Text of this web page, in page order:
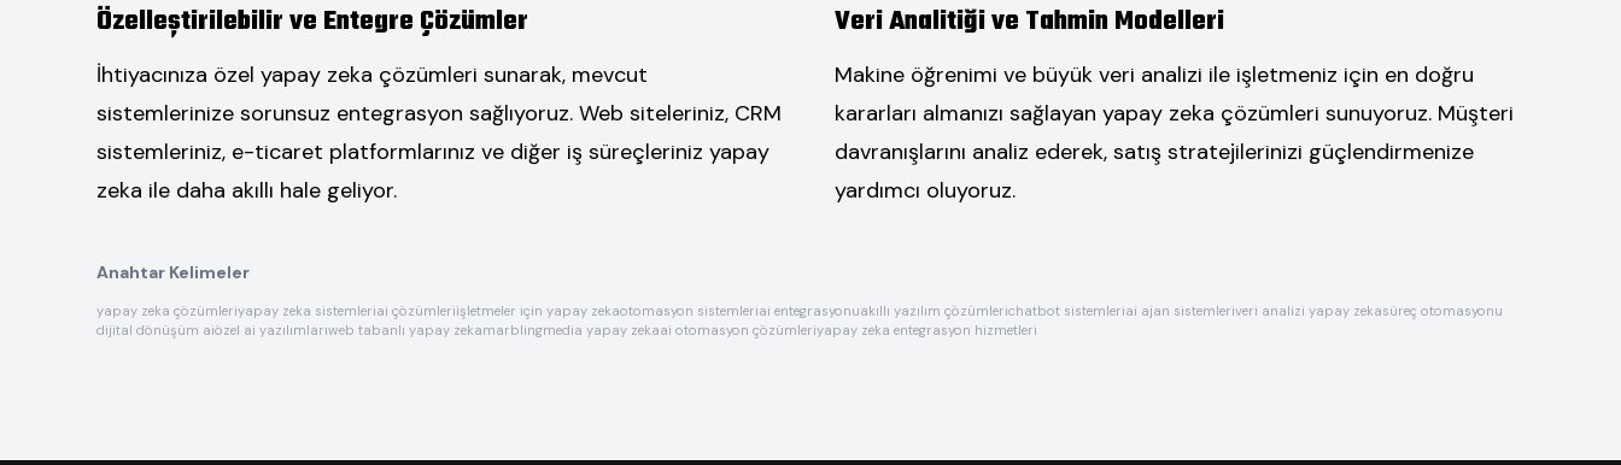
Özelleştirilebilir ve Entegre Çözümler
İhtiyacınıza özel yapay zeka çözümleri sunarak, mevcut
sistemlerinize sorunsuz entegrasyon sağlıyoruz. Web siteleriniz, CRM
sistemleriniz, e-ticaret platformlarınız ve diğer iş süreçleriniz yapay
zeka ile daha akıllı hale geliyor.
Veri Analitiği ve Tahmin Modelleri
Makine öğrenimi ve büyük veri analizi ile işletmeniz için en doğru
kararları almanızı sağlayan yapay zeka çözümleri sunuyoruz. Müşteri
davranışlarını analiz ederek, satış stratejilerinizi güçlendirmenize
yardımcı oluyoruz.
Anahtar Kelimeler
yapay zeka çözümleriyapay zeka sistemleriai çözümleriişletmeler için yapay zekaotomasyon sistemleriai entegrasyonuakıllı yazılım çözümlerichatbot sistemleriai ajan sistemleriveri analizi yapay zekasüreç otomasyonu
dijital dönüşüm aiözel ai yazılımlarıweb tabanlı yapay zekamarblingmedia yapay zekaai otomasyon çözümleriyapay zeka entegrasyon hizmetleri